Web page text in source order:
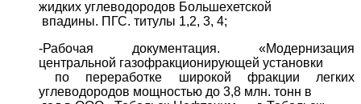
жидких углеводородов Большехетской
впадины. ПГС. титулы 1,2, 3, 4;
-Рабочая документация. «Модернизация
центральной газофракционирующей установки
по переработке широкой фракции легких
углеводородов мощностью до 3,8 млн. тонн в